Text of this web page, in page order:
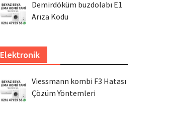
Demirdöküm buzdolabı E1
Arıza Kodu
Elektronik
Viessmann kombi F3 Hatası
Çözüm Yöntemleri